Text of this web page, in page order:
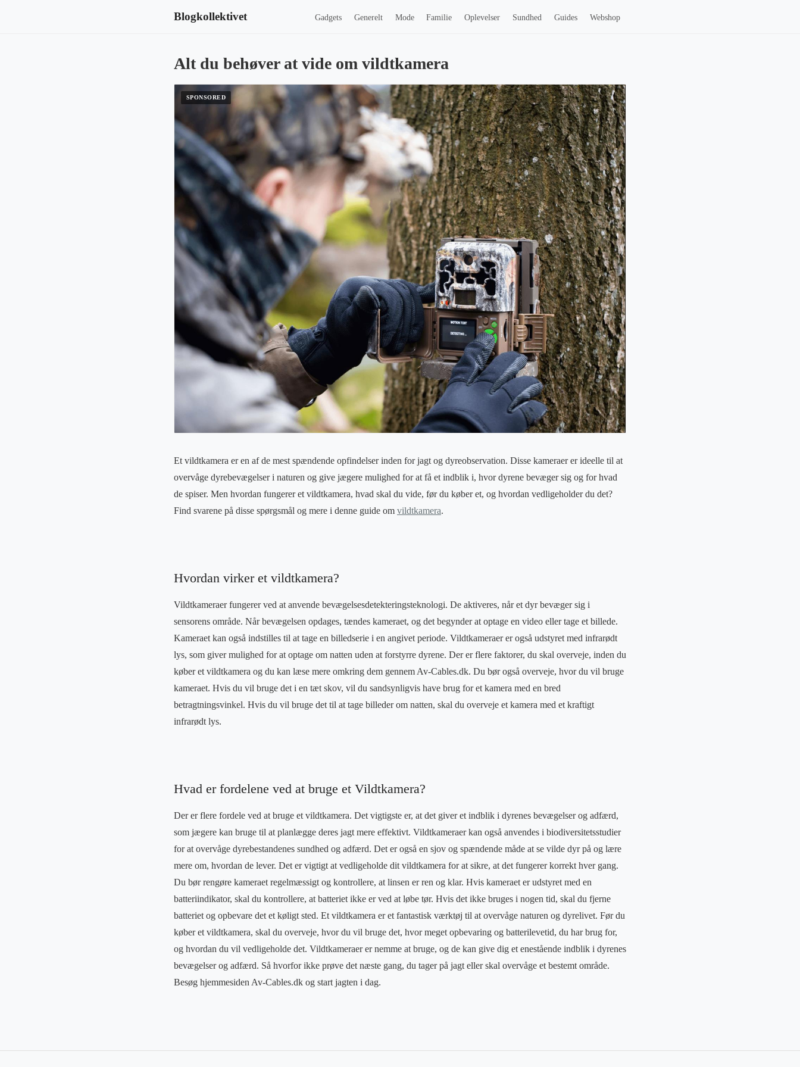
Blogkollektivet Gadgets Generelt Mode Familie Oplevelser Sundhed Guides Webshop
Alt du behøver at vide om vildtkamera
Et vildtkamera er en af ​​de mest spændende opfindelser inden for jagt og dyreobservation. Disse kameraer er ideelle til at
overvåge dyrebevægelser i naturen og give jægere mulighed for at få et indblik i, hvor dyrene bevæger sig og for hvad
de spiser. Men hvordan fungerer et vildtkamera, hvad skal du vide, før du køber et, og hvordan vedligeholder du det?
Find svarene på disse spørgsmål og mere i denne guide om vildtkamera.
Hvordan virker et vildtkamera?
Vildtkameraer fungerer ved at anvende bevægelsesdetekteringsteknologi. De aktiveres, når et dyr bevæger sig i
sensorens område. Når bevægelsen opdages, tændes kameraet, og det begynder at optage en video eller tage et billede.
Kameraet kan også indstilles til at tage en billedserie i en angivet periode. Vildtkameraer er også udstyret med infrarødt
lys, som giver mulighed for at optage om natten uden at forstyrre dyrene. Der er flere faktorer, du skal overveje, inden du
køber et vildtkamera og du kan læse mere omkring dem gennem Av-Cables.dk. Du bør også overveje, hvor du vil bruge
kameraet. Hvis du vil bruge det i en tæt skov, vil du sandsynligvis have brug for et kamera med en bred
betragtningsvinkel. Hvis du vil bruge det til at tage billeder om natten, skal du overveje et kamera med et kraftigt
infrarødt lys.
Hvad er fordelene ved at bruge et Vildtkamera?
Der er flere fordele ved at bruge et vildtkamera. Det vigtigste er, at det giver et indblik i dyrenes bevægelser og adfærd,
som jægere kan bruge til at planlægge deres jagt mere effektivt. Vildtkameraer kan også anvendes i biodiversitetsstudier
for at overvåge dyrebestandenes sundhed og adfærd. Det er også en sjov og spændende måde at se vilde dyr på og lære
mere om, hvordan de lever. Det er vigtigt at vedligeholde dit vildtkamera for at sikre, at det fungerer korrekt hver gang.
Du bør rengøre kameraet regelmæssigt og kontrollere, at linsen er ren og klar. Hvis kameraet er udstyret med en
batteriindikator, skal du kontrollere, at batteriet ikke er ved at løbe tør. Hvis det ikke bruges i nogen tid, skal du fjerne
batteriet og opbevare det et køligt sted. Et vildtkamera er et fantastisk værktøj til at overvåge naturen og dyrelivet. Før du
køber et vildtkamera, skal du overveje, hvor du vil bruge det, hvor meget opbevaring og batterilevetid, du har brug for,
og hvordan du vil vedligeholde det. Vildtkameraer er nemme at bruge, og de kan give dig et enestående indblik i dyrenes
bevægelser og adfærd. Så hvorfor ikke prøve det næste gang, du tager på jagt eller skal overvåge et bestemt område.
Besøg hjemmesiden Av-Cables.dk og start jagten i dag.